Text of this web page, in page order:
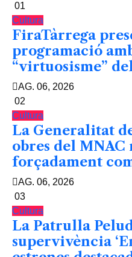
01
Cultura
FiraTàrrega
programació
“virtuosisme”
AG. 06, 2026
02
Cultura
La Generalitat
obres del
forçadament
AG. 06, 2026
03
Cultura
La Patrulla
supervivència